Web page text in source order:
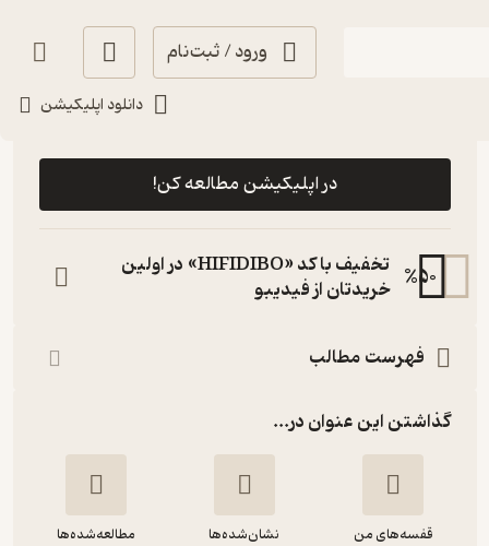
ورود / ثبت‌نام
دانلود اپلیکیشن
رایگان
در اپلیکیشن مطالعه کن!
%50
تخفیف با کد «HIFIDIBO» در اولین
خریدتان از فیدیبو
فهرست مطالب
گذاشتن این عنوان در...
قفسه‌های من نشان‌شده‌ها مطالعه‌شده‌ها